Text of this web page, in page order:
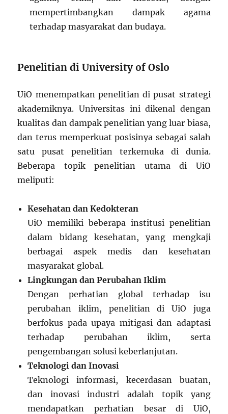
mempertimbangkan dampak agama
terhadap masyarakat dan budaya.
Penelitian di University of Oslo
UiO menempatkan penelitian di pusat strategi
akademiknya. Universitas ini dikenal dengan
kualitas dan dampak penelitian yang luar biasa,
dan terus memperkuat posisinya sebagai salah
satu pusat penelitian terkemuka di dunia.
Beberapa topik penelitian utama di UiO
meliputi:
Kesehatan dan Kedokteran
UiO memiliki beberapa institusi penelitian
dalam bidang kesehatan, yang mengkaji
berbagai aspek medis dan kesehatan
masyarakat global.
Lingkungan dan Perubahan Iklim
Dengan perhatian global terhadap isu
perubahan iklim, penelitian di UiO juga
berfokus pada upaya mitigasi dan adaptasi
terhadap perubahan iklim, serta
pengembangan solusi keberlanjutan.
Teknologi dan Inovasi
Teknologi informasi, kecerdasan buatan,
dan inovasi industri adalah topik yang
mendapatkan perhatian besar di UiO,